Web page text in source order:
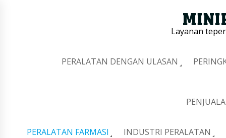
Layanan
PERALATAN DENGAN ULASAN
PERALATAN FARMASI INDUSTRI PERALATAN